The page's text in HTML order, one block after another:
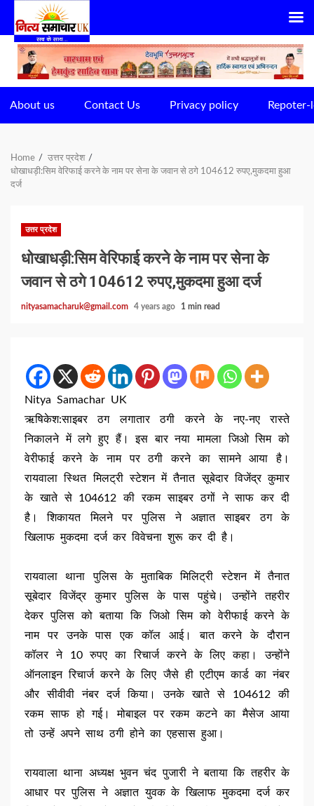
Skip
content
About us Contact Us Privacy policy Repoter-
Home
उत्तर प्रदेश
धोखाधड़ी:सिम वेरिफाई करने के नाम पर सेना के जवान से ठगे 104612 रुपए,मुकदमा हुआ
दर्ज
उत्तर प्रदेश
धोखाधड़ी:सिम वेरिफाई करने के नाम पर सेना के
जवान से ठगे 104612 रुपए,मुकदमा हुआ दर्ज
nityasamacharuk@gmail.com 4 years ago 1 min read
Nitya Samachar UK
ऋषिकेश:साइबर ठग लगातार ठगी करने के नए-नए रास्ते
निकालने में लगे हुए हैं। इस बार नया मामला जिओ सिम को
वेरीफाई करने के नाम पर ठगी करने का सामने आया है।
रायवाला स्थित मिलट्री स्टेशन में तैनात सूबेदार विजेंद्र कुमार
के खाते से 104612 की रकम साइबर ठगों ने साफ कर दी
है। शिकायत मिलने पर पुलिस ने अज्ञात साइबर ठग के
खिलाफ मुकदमा दर्ज कर विवेचना शुरू कर दी है।
रायवाला थाना पुलिस के मुताबिक मिलिट्री स्टेशन में तैनात
सूबेदार विजेंद्र कुमार पुलिस के पास पहुंचे। उन्होंने तहरीर
देकर पुलिस को बताया कि जिओ सिम को वेरीफाई करने के
नाम पर उनके पास एक कॉल आई। बात करने के दौरान
कॉलर ने 10 रुपए का रिचार्ज करने के लिए कहा। उन्होंने
ऑनलाइन रिचार्ज करने के लिए जैसे ही एटीएम कार्ड का नंबर
और सीवीवी नंबर दर्ज किया। उनके खाते से 104612 की
रकम साफ हो गई। मोबाइल पर रकम कटने का मैसेज आया
तो उन्हें अपने साथ ठगी होने का एहसास हुआ।
रायवाला थाना अध्यक्ष भुवन चंद पुजारी ने बताया कि तहरीर के
आधार पर पुलिस ने अज्ञात युवक के खिलाफ मुकदमा दर्ज कर